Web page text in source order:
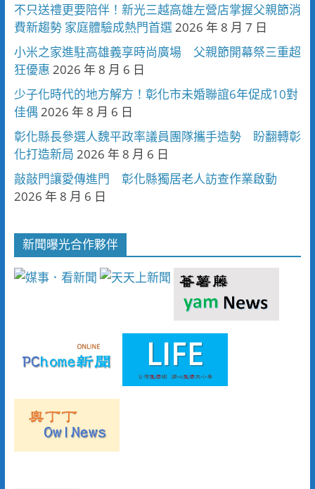
不只送禮更要陪伴！新光三越高雄左營店掌握父親節消
費新趨勢 家庭體驗成熱門首選 2026 年 8 月 7 日
小米之家進駐高雄義享時尚廣場 父親節開幕祭三重超
狂優惠 2026 年 8 月 6 日
少子化時代的地方解方！彰化市未婚聯誼6年促成10對
佳偶 2026 年 8 月 6 日
彰化縣長參選人魏平政率議員團隊攜手造勢 盼翻轉彰
化打造新局 2026 年 8 月 6 日
敲敲門讓愛傳進門 彰化縣獨居老人訪查作業啟動
2026 年 8 月 6 日
新聞曝光合作夥伴